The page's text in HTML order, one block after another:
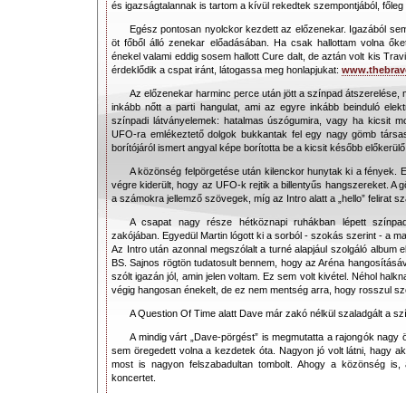
és igazságtalannak is tartom a kívül rekedtek szempontjából,
Egész pontosan nyolckor kezdett az előzenekar. Igazából
öt főből álló zenekar előadásában. Ha csak hallottam volna
énekel valami eddig sosem hallott Cure dalt, de aztán volt kis
érdeklődik a cspat iránt, látogassa meg honlapjukat:
Az előzenekar harminc perce után jött a színpad átszerelése,
inkább nőtt a parti hangulat, ami az egyre inkább beinduló
színpadi látványelemek: hatalmas úszógumira, vagy ha kicsit
UFO-ra emlékeztető dolgok bukkantak fel egy nagy gömb
borítójáról ismert angyal képe borította be a kicsit később
A közönség felpörgetése után kilenckor hunytak ki a fények.
végre kiderült, hogy az UFO-k rejtik a billentyűs hangszereket. A
a számokra jellemző szövegek, míg az Intro alatt a „hello” felirat
A csapat nagy része hétköznapi ruhákban lépett
zakójában. Egyedül Martin lógott ki a sorból - szokás szerint - a
Az Intro után azonnal megszólalt a turné alapjául szolgáló album
BS. Sajnos rögtön tudatosult bennem, hogy az Aréna
szólt igazán jól, amin jelen voltam. Ez sem volt kivétel. Néhol
végig hangosan énekelt, de ez nem mentség arra, hogy rosszul
A Question Of Time alatt Dave már zakó nélkül szaladgált a
A mindig várt „Dave-pörgést” is megmutatta a rajongók
sem öregedett volna a kezdetek óta. Nagyon jó volt látni, hagy
most is nagyon felszabadultan tombolt. Ahogy a közönség
koncertet.